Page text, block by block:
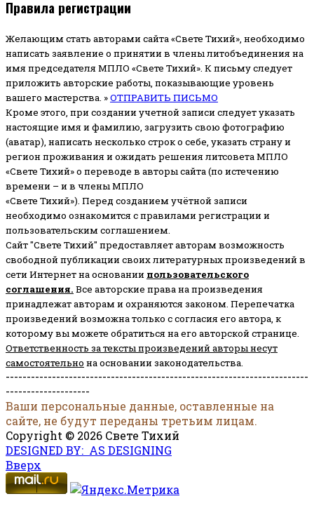
Правила регистрации
Желающим стать авторами сайта «Свете Тихий», необходимо
написать заявление о принятии в члены литобъединения на
имя председателя МПЛО «Свете Тихий». К письму следует
приложить авторские работы, показывающие уровень
вашего мастерства. »ОТПРАВИТЬ ПИСЬМО
Кроме этого, при создании учетной записи следует указать
настоящие имя и фамилию, загрузить свою фотографию
(аватар), написать несколько строк о себе, указать страну и
регион проживания и ожидать решения литсовета МПЛО
«Свете Тихий» о переводе в авторы сайта (по истечению
времени – и в члены МПЛО
«Свете Тихий»). Перед созданием учётной записи
необходимо ознакомится с правилами регистрации и
пользовательским соглашением.
Сайт "Свете Тихий" предоставляет авторам возможность
свободной публикации своих литературных произведений в
сети Интернет на основании пользовательского
соглашения. Все авторские права на произведения
принадлежат авторам и охраняются законом. Перепечатка
произведений возможна только с согласия его автора, к
которому вы можете обратиться на его авторской странице.
Ответственность за тексты произведений авторы несут
самостоятельно на основании законодательства.
------------------------------------------------------------------------
--------------------
Ваши персональные данные, оставленные на
сайте, не будут переданы третьим лицам.
Copyright © 2026 Свете Тихий
DESIGNED BY: AS DESIGNING
Вверх